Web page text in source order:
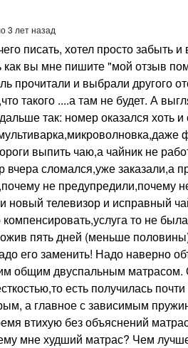
3 лет назад
писать, хотел просто
как вы мне пишите "мой отзыв
и выбрали другого
такого ....а там не будет. А
так: номер оказался хоть
выпить чаю,а чайник не
вчера сломался,уже заказали,а
не предупредили,почему
новый телевизор и исправный
то не
пять дней (меньше
его заменить! Надо наверно
общим двуспальным
есть получилась
а главное с зависимым
втихую без объяснений
мне худший матрас? Чем